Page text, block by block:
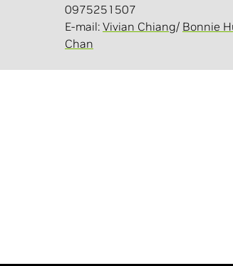
0975251507
E-mail: Vivian Chiang/ Bonnie
Chan